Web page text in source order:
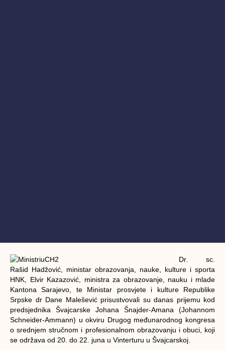
Dr. sc.
Rašid Hadžović, ministar obrazovanja, nauke, kulture i sporta
HNK, Elvir Kazazović, ministra za obrazovanje, nauku i mlade
Kantona Sarajevo, te Ministar prosvjete i kulture Republike
Srpske dr Dane Malešević prisustvovali su danas prijemu kod
predsjednika Švajcarske Johana Šnajder-Amana (Johannom
Schneider-Ammann) u okviru Drugog međunarodnog kongresa
o srednjem stručnom i profesionalnom obrazovanju i obuci, koji
se održava od 20. do 22. juna u Vinterturu u Švajcarskoj.